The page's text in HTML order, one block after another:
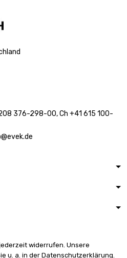
3.754,69 €
376-298-00, Ch +41 615 100-
widerrufen. Unsere
u. a. in der Datenschutzerklärung.